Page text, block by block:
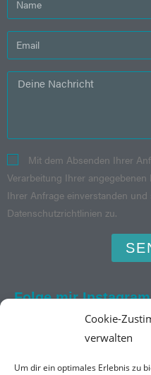
Cookie-
verwalten
Um dir ein optimales Erlebnis zu
Mit dem Absenden Ihrer
Verarbeitung Ihrer
Ihrer Anfrage einverstanden
Datenschutzrichtlinien zu.
Folge mir